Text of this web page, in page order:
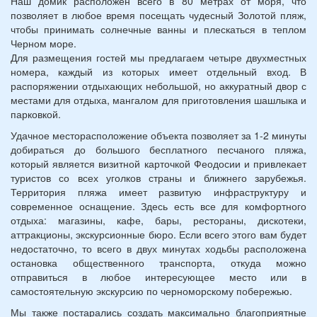
позволяет в любое время посещать чудесный Золотой пляж,
чтобы принимать солнечные ванны и плескаться в теплом
Черном море.
Для размещения гостей мы предлагаем четыре двухместных
номера, каждый из которых имеет отдельный вход. В
распоряжении отдыхающих небольшой, но аккуратный двор с
местами для отдыха, мангалом для приготовления шашлыка и
парковкой.
Удачное месторасположение объекта позволяет за 1-2 минуты
добираться до большого бесплатного песчаного пляжа,
который является визитной карточкой Феодосии и привлекает
туристов со всех уголков страны и ближнего зарубежья.
Территория пляжа имеет развитую инфраструктуру и
современное оснащение. Здесь есть все для комфортного
отдыха: магазины, кафе, бары, рестораны, дискотеки,
аттракционы, экскурсионные бюро. Если всего этого вам будет
недостаточно, то всего в двух минутах ходьбы расположена
остановка общественного транспорта, откуда можно
отправиться в любое интересующее место или в
самостоятельную экскурсию по черноморскому побережью.
Мы также постарались создать максимально благоприятные